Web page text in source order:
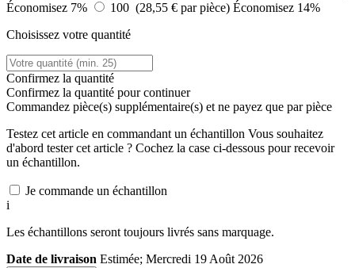
Économisez 7%
100 (28,55 € par pièce) Économisez 14%
Choisissez votre quantité
Confirmez la quantité
Confirmez la quantité pour continuer
Commandez pièce(s) supplémentaire(s) et ne payez que par pièce
Testez cet article en commandant un échantillon Vous souhaitez
d'abord tester cet article ? Cochez la case ci-dessous pour recevoir
un échantillon.
Je commande un échantillon
i
Les échantillons seront toujours livrés sans marquage.
Date de livraison Estimée; Mercredi 19 Août 2026